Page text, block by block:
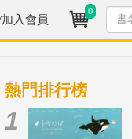
入會員
0
熱門排行榜
1